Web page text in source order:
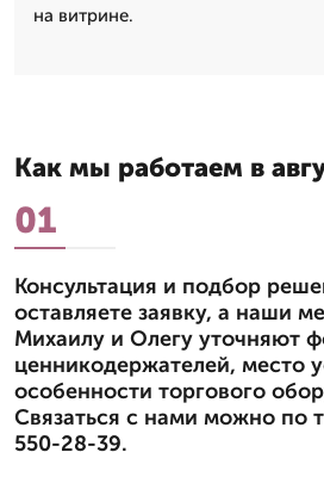
на витрине.
Как мы работаем в
01
Консультация и подбор
оставляете заявку, а наши
Михаилу и Олегу уточняют
ценникодержателей, место
особенности торгового
Связаться с нами можно по
550-28-39.